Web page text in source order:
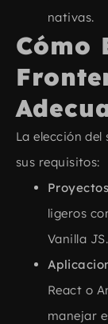
nativas.
Cómo
La elección
sus requisitos:
ligeros
Vanilla JS.
React o
manejar